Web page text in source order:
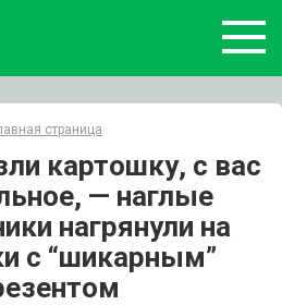
страница
картошку, с вас
— наглые
нагрянули на
с “шикарным”